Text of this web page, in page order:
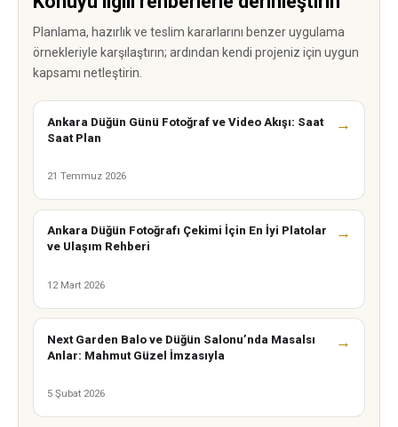
Planlama, hazırlık ve teslim kararlarını benzer uygulama
örnekleriyle karşılaştırın; ardından kendi projeniz için uygun
kapsamı netleştirin.
Ankara Düğün Günü Fotoğraf ve Video Akışı: Saat
Saat Plan
21 Temmuz 2026
→
Ankara Düğün Fotoğrafı Çekimi İçin En İyi Platolar
ve Ulaşım Rehberi
12 Mart 2026
→
Next Garden Balo ve Düğün Salonu’nda Masalsı
Anlar: Mahmut Güzel İmzasıyla
5 Şubat 2026
→